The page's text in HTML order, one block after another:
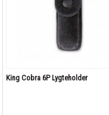
King Cobra 6P Lygteholder